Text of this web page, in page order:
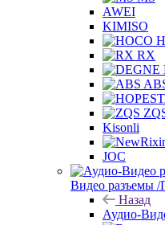
AWEI
KIMISO
RX
Kisonli
JOC
Видео разъемы /
Назад
Аудио-